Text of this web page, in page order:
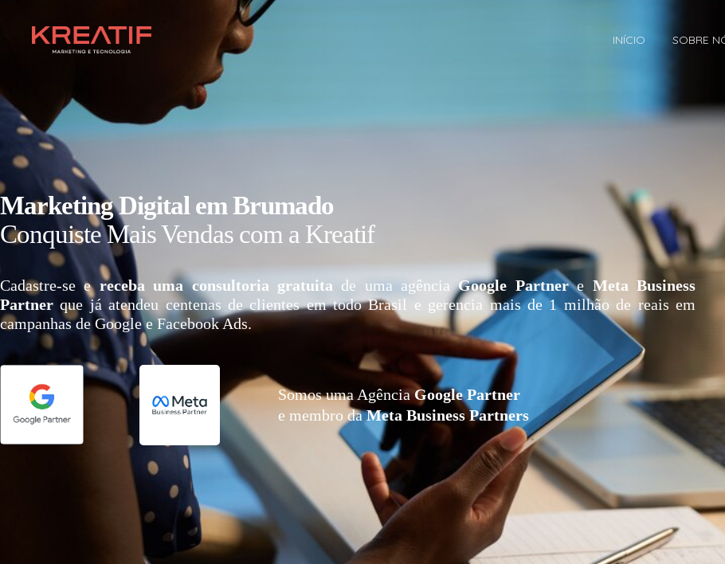
INÍCIO SOBRE
Marketing Digital em Brumado
Conquiste Mais Vendas com a Kreatif
Cadastre-se e receba uma consultoria gratuita de uma agênciaGoogle Partnere Meta Business
Partner que já atendeu centenas de clientes em todo Brasil e gerencia mais de 1 milhão de reais em
campanhas de Google e Facebook Ads.
Somos uma AgênciaGoogle Partner
e membro daMeta Business Partners